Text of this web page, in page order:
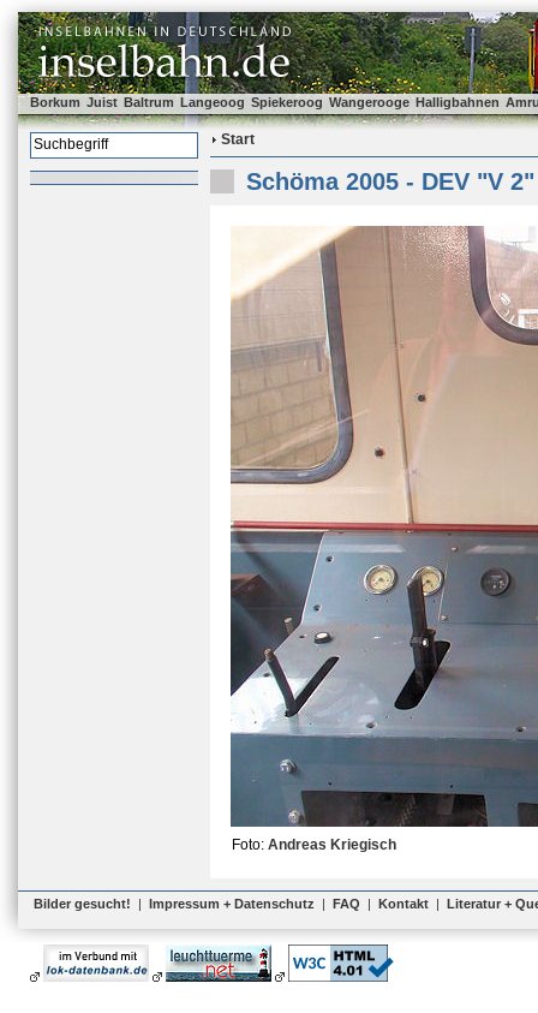
Borkum Juist Baltrum Langeoog Spiekeroog Wangerooge Halligbahnen
Start
Schöma 2005 - DEV "V 2"
Foto: Andreas Kriegisch
Bilder gesucht! | Impressum + Datenschutz | FAQ | Kontakt | Literatur +